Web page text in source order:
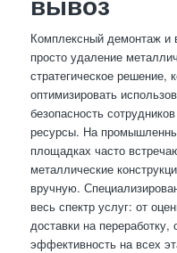
Комплексный демонтаж
просто удаление
стратегическое решение,
оптимизировать
безопасность
ресурсы. На
площадках часто
металлические
вручную.
весь спектр услуг: от
доставки на переработку,
эффективность на всех